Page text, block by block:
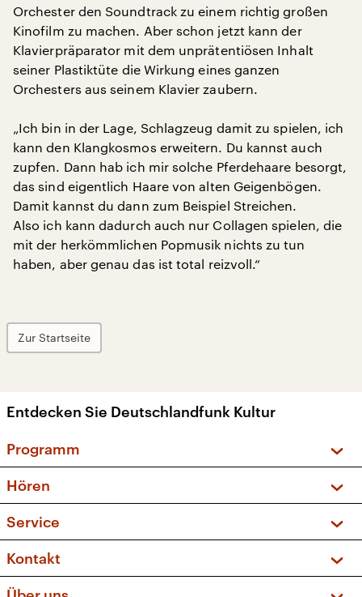
Orchester den Soundtrack zu einem richtig großen
Kinofilm zu machen. Aber schon jetzt kann der
Klavierpräparator mit dem unprätentiösen Inhalt
seiner Plastiktüte die Wirkung eines ganzen
Orchesters aus seinem Klavier zaubern.
„Ich bin in der Lage, Schlagzeug damit zu spielen, ich
kann den Klangkosmos erweitern. Du kannst auch
zupfen. Dann hab ich mir solche Pferdehaare besorgt,
das sind eigentlich Haare von alten Geigenbögen.
Damit kannst du dann zum Beispiel Streichen.
Also ich kann dadurch auch nur Collagen spielen, die
mit der herkömmlichen Popmusik nichts zu tun
haben, aber genau das ist total reizvoll.“
Zur Startseite
Entdecken Sie Deutschlandfunk Kultur
Programm
Sendungen und Podcasts
Musikliste
Kakadu – Das Kinderprogramm
Hören
Frequenzen (UKW + DAB+)
Service
FAQ
Apps
Kontakt